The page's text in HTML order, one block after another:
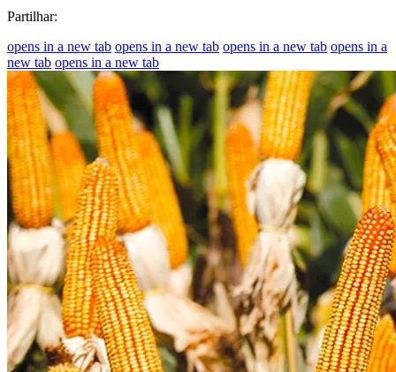
Partilhar:
opens in a new tab opens in a new tab opens in a new tab opens in a
new tab opens in a new tab